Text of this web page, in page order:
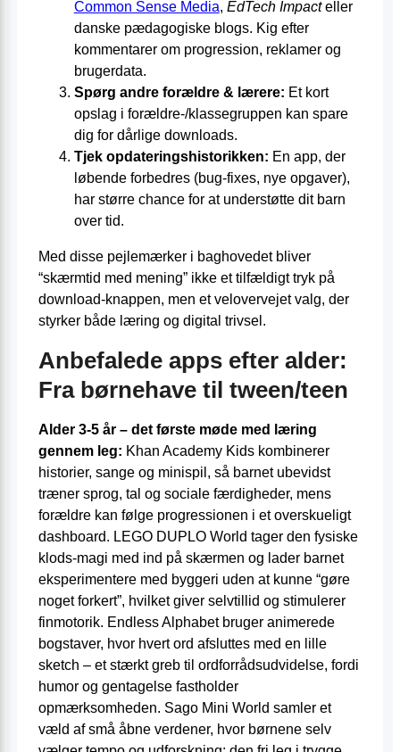
Common Sense Media, EdTech Impacteller
danske pædagogiske blogs. Kig efter
kommentarer om progression, reklamer og
brugerdata.
Spørg andre forældre & lærere: Et kort
opslag i forældre-/klassegruppen kan spare
dig for dårlige downloads.
Tjek opdateringshistorikken: En app, der
løbende forbedres (bug-fixes, nye opgaver),
har større chance for at understøtte dit barn
over tid.
Med disse pejlemærker i baghovedet bliver
“skærmtid med mening” ikke et tilfældigt tryk på
download-knappen, men et velovervejet valg, der
styrker både læring og digital trivsel.
Anbefalede apps efter alder:
Fra børnehave til tween/teen
Alder 3-5 år – det første møde med læring
gennem leg: Khan Academy Kids kombinerer
historier, sange og minispil, så barnet ubevidst
træner sprog, tal og sociale færdigheder, mens
forældre kan følge progressionen i et overskueligt
dashboard. LEGO DUPLO World tager den fysiske
klods-magi med ind på skærmen og lader barnet
eksperimentere med byggeri uden at kunne “gøre
noget forkert”, hvilket giver selvtillid og stimulerer
finmotorik. Endless Alphabet bruger animerede
bogstaver, hvor hvert ord afsluttes med en lille
sketch – et stærkt greb til ordforrådsudvidelse, fordi
humor og gentagelse fastholder
opmærksomheden. Sago Mini World samler et
væld af små åbne verdener, hvor børnene selv